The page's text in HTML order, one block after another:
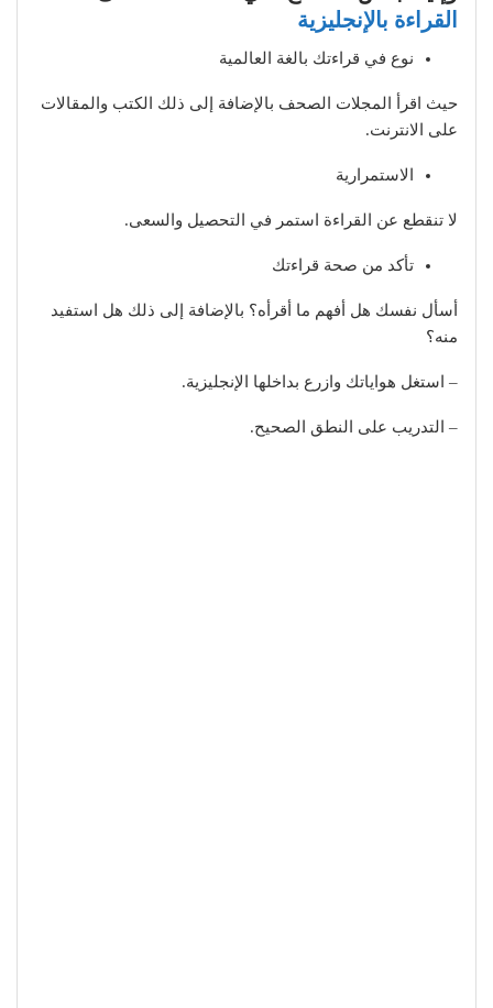
القراءة بالإنجليزية
نوع في قراءتك بالغة العالمية
حيث اقرأ المجلات الصحف بالإضافة إلى ذلك الكتب والمقالات
على الانترنت.
الاستمرارية
لا تنقطع عن القراءة استمر في التحصيل والسعى.
تأكد من صحة قراءتك
أسأل نفسك هل أفهم ما أقرأه؟ بالإضافة إلى ذلك هل استفيد
منه؟
– استغل هواياتك وازرع بداخلها الإنجليزية.
– التدريب على النطق الصحيح.